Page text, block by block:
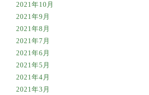
2021年10月
2021年9月
2021年8月
2021年7月
2021年6月
2021年5月
2021年4月
2021年3月